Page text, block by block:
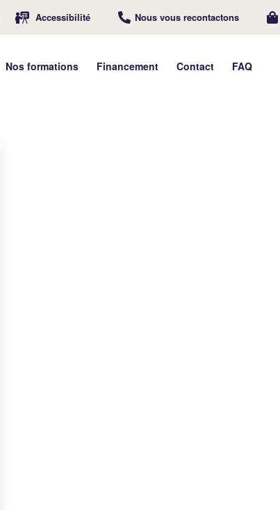
Accessibilité Nous vous recontactons
Nos formations Financement Contact FAQ